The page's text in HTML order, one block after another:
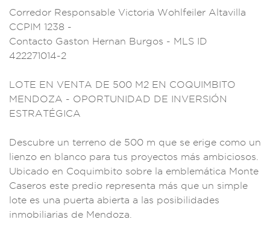
Corredor Responsable Victoria Woh lfeiler Altavilla
CCPIM 1238 -
Contacto Gaston Hernan Burgos - MLS ID
422271014-2
LOTE EN VENTA DE 500 M2 EN COQUIMBITO
MENDOZA - OPORTUNIDAD DE INVERSIÓN
ESTRATÉGICA
Descubre un terreno de 500 m que se erige como un
lienzo en blanco para tus proyectos más ambiciosos.
Ubicado en Coquimbito sobre l a emblemática Monte
Caseros este predio representa más que un simpl e
lote es una puerta abierta a l as posibilidades
inmobiliarias de Mendoza.